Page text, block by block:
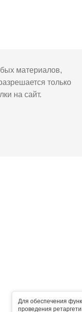
Для обеспечения
проведения
материалов,
только
на сайт.